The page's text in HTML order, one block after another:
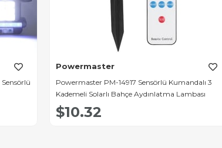
Powermaster
Powermaster PM-14917 Sensörlü Kumandalı 3
Kademeli Solarlı Bahçe Aydınlatma Lambası
$10.32